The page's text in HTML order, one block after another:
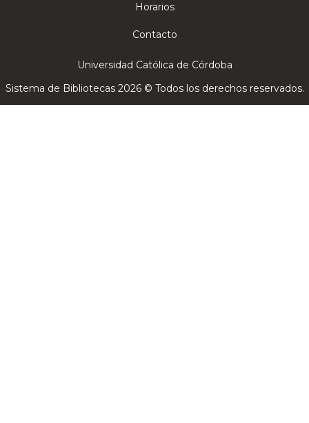
Horarios
Contacto
Universidad Católica de Córdoba
Sistema de Bibliotecas 2026 © Todos los derechos reservados.